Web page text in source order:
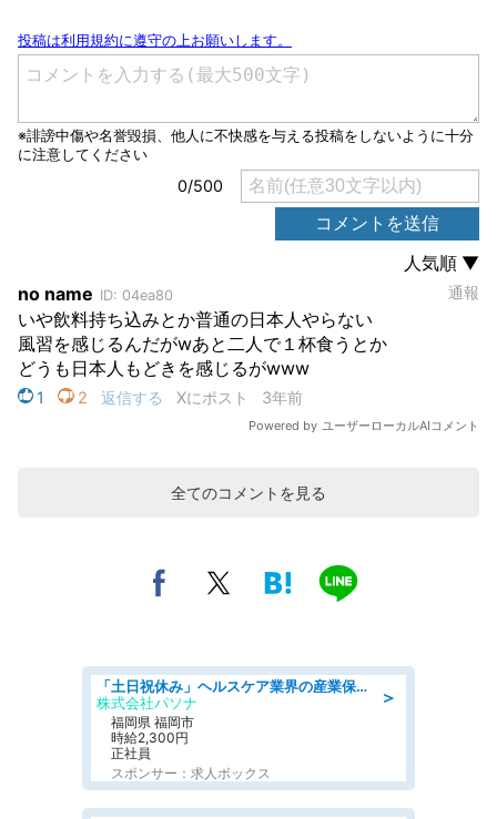
全てのコメントを見る
＞
「土日祝休み」ヘルスケア業界の産業保健師/高時給/未経験OK/要資格:保健師、正看護師
株式会社パソナ
福岡県 福岡市
時給2,300円
正社員
スポンサー：求人ボックス